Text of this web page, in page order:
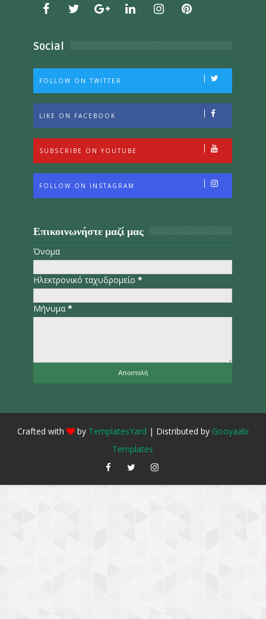
Social
FOLLOW ON TWITTER
LIKE ON FACEBOOK
SUBSCRIBE ON YOUTUBE
FOLLOW ON INSTAGRAM
Επικοινωνήστε μαζί μας
Όνομα
Ηλεκτρονικό ταχυδρομείο*
Μήνυμα*
Crafted with by TemplatesYard | Distributed by Gooyaabi
Templates